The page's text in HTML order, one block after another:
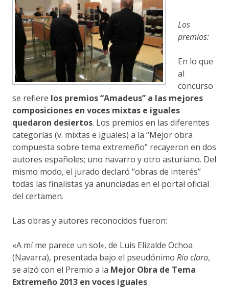
Los
premios:
En lo que
al
concurso
se refiere los premios “Amadeus” a las mejores
composiciones en voces mixtas e iguales
quedaron desiertos. Los premios en las diferentes
categorías (v. mixtas e iguales) a la “Mejor obra
compuesta sobre tema extremeño” recayeron en dos
autores españoles; uno navarro y otro asturiano. Del
mismo modo, el jurado declaró “obras de interés”
todas las finalistas ya anunciadas en el portal oficial
del certamen.
Las obras y autores reconocidos fueron:
«A mí me parece un sol», de Luis Elizalde Ochoa
(Navarra), presentada bajo el pseudónimo Río claro,
se alzó con el Premio a la Mejor Obra de Tema
Extremeño 2013 en voces iguales